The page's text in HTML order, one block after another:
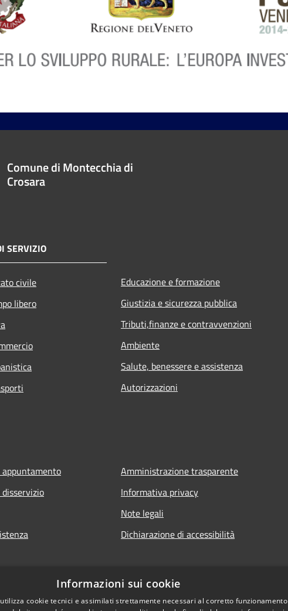
Comune di Montecchia di
Crosara
SERVIZIO
civile
libero
Educazione e formazione
Giustizia e sicurezza pubblica
Tributi,finanze e contravvenzioni
Ambiente
Salute, benessere e assistenza
Autorizzazioni
Amministrazione trasparente
Informativa privacy
Note legali
Dichiarazione di accessibilità
Informazioni sui cookie
cookie tecnici e assimilati strettamente necessari al corretto funzionamento